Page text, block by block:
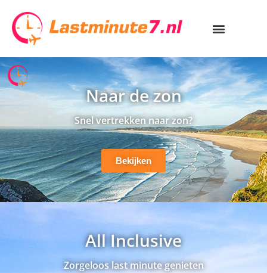
Naar de zon
Snel vertrekken naar zon?
Bekijken
All Inclusive
Zorgeloos last minute genieten